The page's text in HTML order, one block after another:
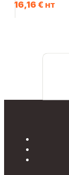
16,16 € HT